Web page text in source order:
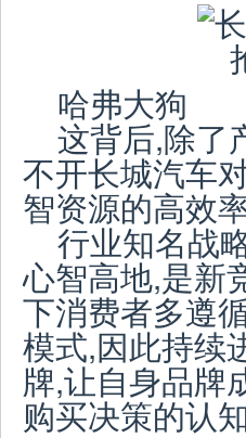
哈弗大狗
这背后,除了
不开长城汽车
智资源的高效率
行业知名战
心智高地,是新
下消费者多遵
模式,因此持续
牌,让自身品牌
购买决策的认